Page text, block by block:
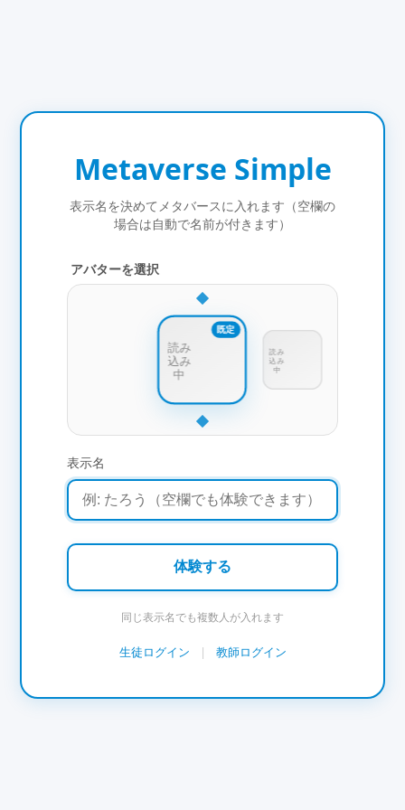
Metaverse Simple
表示名を決めてメタバースに入れます（空欄の
場合は自動で名前が付きます）
アバターを選択
既定
読み
込み
中
読み
込み
中
表示名
体験する
同じ表示名でも複数人が入れます
生徒ログイン | 教師ログイン